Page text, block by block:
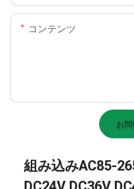
コンテンツ
お
組み込みAC85-